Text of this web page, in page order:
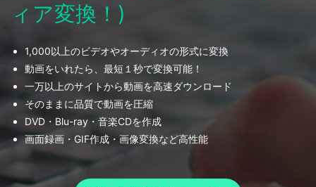
ィア変換！)
1,000以上のビデオやオーディオの形式に変換
動画をいれたら、最短１秒で変換可能！
一万以上のサイトから動画を高速ダウンロード
そのままに品質で動画を圧縮
DVD・Blu-ray・音楽CDを作成
画面録画・GIF作成・画像変換など高性能